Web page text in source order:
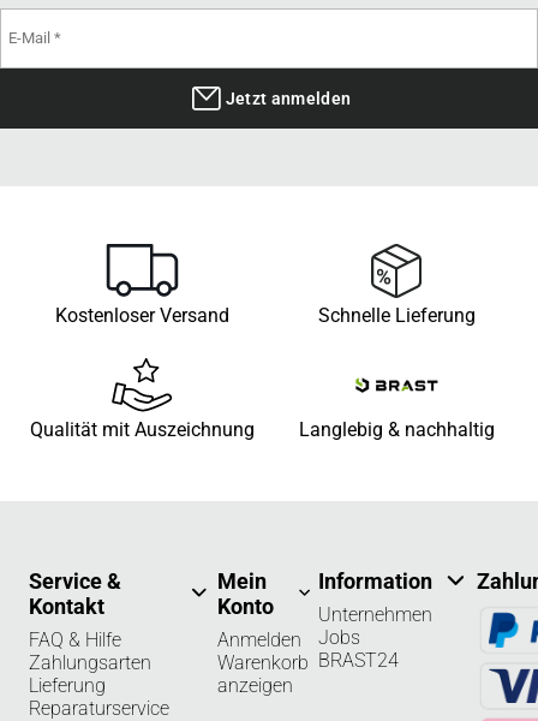
Jetzt anmelden
Kostenloser Versand Schnelle Lieferung
Qualität mit Auszeichnung Langlebig & nachhaltig
Service &
Kontakt
FAQ & Hilfe
Zahlungsarten
Lieferung
Reparaturservice
Mein
Konto
Anmelden
Warenkorb
anzeigen
Information
Unternehmen
Jobs
BRAST24